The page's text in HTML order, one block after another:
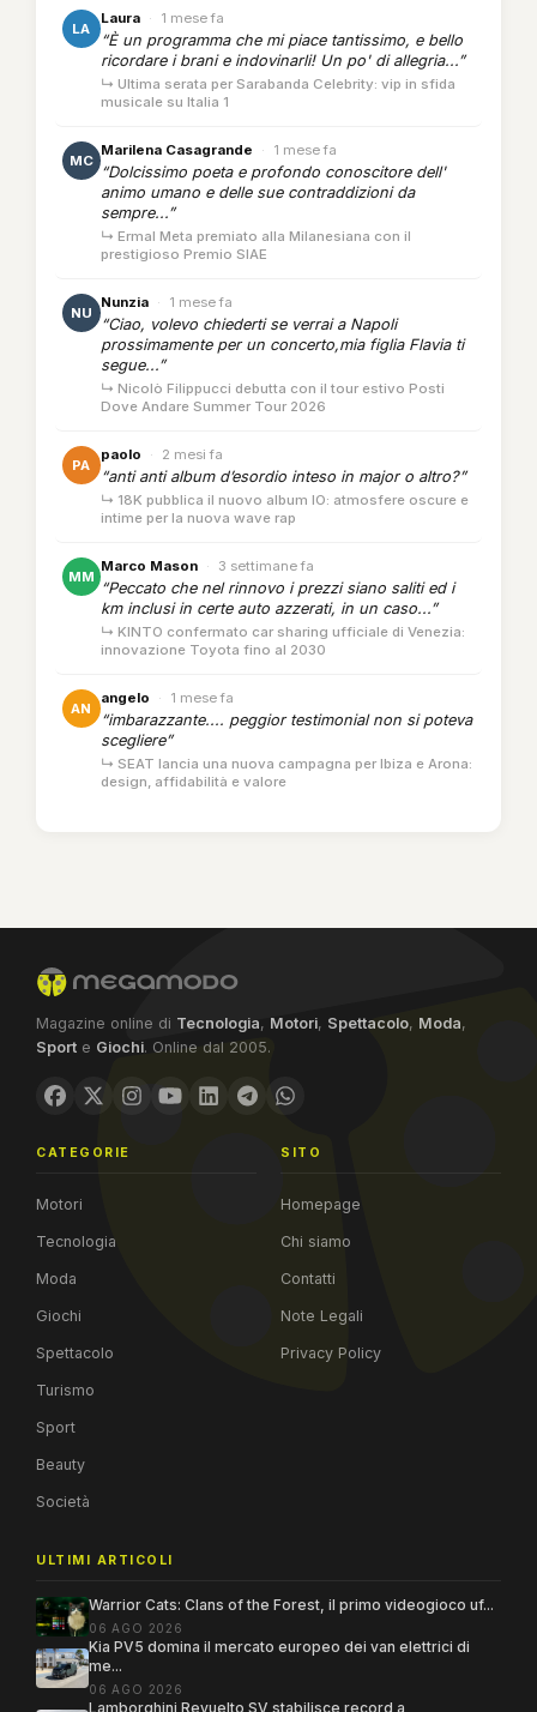
LA
Laura · 1 mese fa
“È un programma che mi piace tantissimo, e bello
ricordare i brani e indovinarli! Un po' di allegria...”
↳ Ultima serata per Sarabanda Celebrity: vip in sfida
musicale su Italia 1
MC
Marilena Casagrande · 1 mese fa
“Dolcissimo poeta e profondo conoscitore dell'
animo umano e delle sue contraddizioni da
sempre...”
↳ Ermal Meta premiato alla Milanesiana con il
prestigioso Premio SIAE
NU
Nunzia · 1 mese fa
“Ciao, volevo chiederti se verrai a Napoli
prossimamente per un concerto,mia figlia Flavia ti
segue...”
↳ Nicolò Filippucci debutta con il tour estivo Posti
Dove Andare Summer Tour 2026
PA
paolo · 2 mesi fa
“anti anti album d’esordio inteso in major o altro?”
↳ 18K pubblica il nuovo album IO: atmosfere oscure e
intime per la nuova wave rap
MM
Marco Mason · 3 settimane fa
“Peccato che nel rinnovo i prezzi siano saliti ed i
km inclusi in certe auto azzerati, in un caso...”
↳ KINTO confermato car sharing ufficiale di Venezia:
innovazione Toyota fino al 2030
AN
angelo · 1 mese fa
“imbarazzante.... peggior testimonial non si poteva
scegliere”
↳ SEAT lancia una nuova campagna per Ibiza e Arona:
design, affidabilità e valore
Magazine online di Tecnologia, Motori, Spettacolo, Moda,
Sport e Giochi. Online dal 2005.
CATEGORIE
Motori
Tecnologia
Moda
Giochi
Spettacolo
Turismo
Sport
Beauty
Società
SITO
Homepage
Chi siamo
Contatti
Note Legali
Privacy Policy
ULTIMI ARTICOLI
Warrior Cats: Clans of the Forest, il primo videogioco uf...
06 AGO 2026
Kia PV5 domina il mercato europeo dei van elettrici di
me...
06 AGO 2026
Lamborghini Revuelto SV stabilisce record a